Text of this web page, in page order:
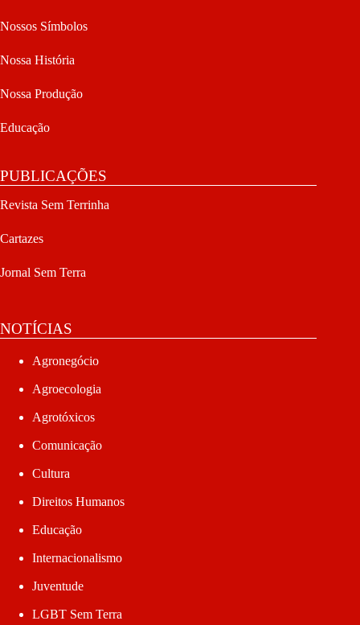
Nossos Símbolos
Nossa História
Nossa Produção
Educação
PUBLICAÇÕES
Revista Sem Terrinha
Cartazes
Jornal Sem Terra
NOTÍCIAS
Agronegócio
Agroecologia
Agrotóxicos
Comunicação
Cultura
Direitos Humanos
Educação
Internacionalismo
Juventude
LGBT Sem Terra